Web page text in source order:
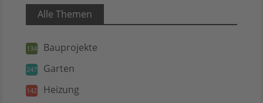
Alle Themen
134 Bauprojekte
247 Garten
142 Heizung